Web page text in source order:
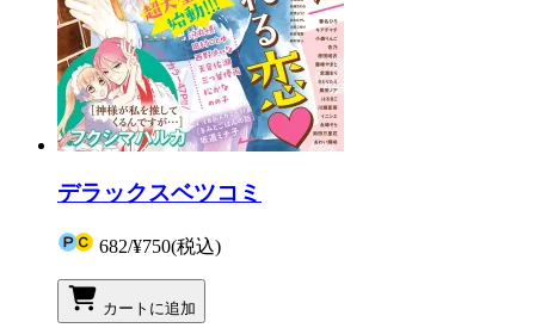
デラックスベツコミ
682/¥750(税込)
カートに追加